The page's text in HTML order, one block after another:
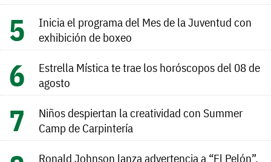
Inicia el programa del Mes de la Juventud con
exhibición de boxeo
Estrella Mística te trae los horóscopos del 08 de
agosto
Niños despiertan la creatividad con Summer
Camp de Carpintería
Ronald Johnson lanza advertencia a “El Pelón”,